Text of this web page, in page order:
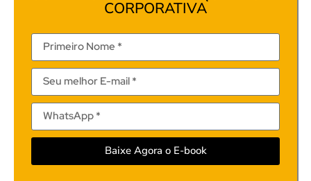
CORPORATIVA
Baixe Agora o E-book